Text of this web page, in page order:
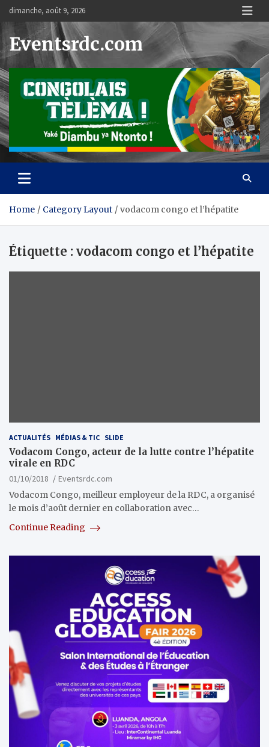
Skip
content
dimanche, août 9, 2026
Eventsrdc.com
Home Category Layout vodacom congo et l’hépatite
Étiquette : vodacom congo et l’hépatite
ACTUALITÉS MÉDIAS & TIC SLIDE
Vodacom Congo, acteur de la lutte contre l’hépatite
virale en RDC
01/10/2018
Eventsrdc.com
Vodacom Congo, meilleur employeur de la RDC, a organisé
le mois d’août dernier en collaboration avec…
Continue Reading